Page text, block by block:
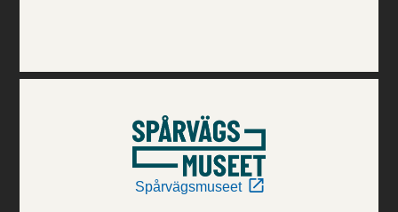
Spårvägsmuseet